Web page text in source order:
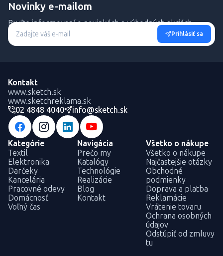
Novinky e-mailom
Buďte informovaní o novinkách a výhodných akciách.
Prihlásiť sa
Kontakt
www.sketch.sk
www.sketchreklama.sk
02 4848 4040
info@sketch.sk
Kategórie
Textil
Elektronika
Darčeky
Kancelária
Pracovné odevy
Domácnosť
Voľný čas
Navigácia
Prečo my
Katalógy
Technológie
Realizácie
Blog
Kontakt
Všetko o nákupe
Všetko o nákupe
Najčastejšie otázky
Obchodné
podmienky
Doprava a platba
Reklamácie
Vrátenie tovaru
Ochrana osobných
údajov
Odstúpiť od zmluvy
tu